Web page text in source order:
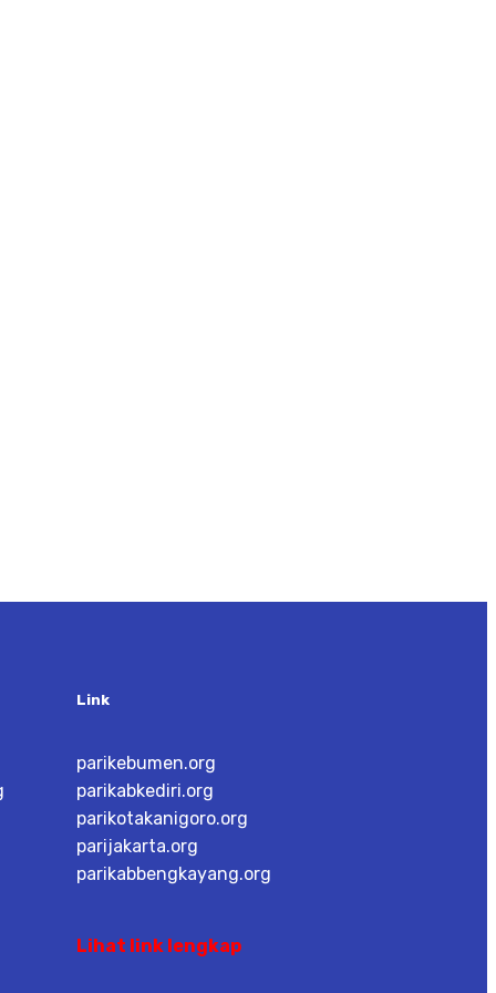
Link
parikebumen.org
parikabkediri.org
parikotakanigoro.org
parijakarta.org
parikabbengkayang.org
Lihat link lengkap